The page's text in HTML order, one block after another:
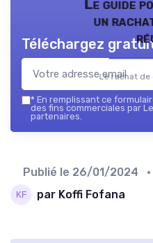
Le guide
un
Le rachat
Téléchargez
* En remplissant ce
des fins commerciales par
partenaires.
Publié le 26/01/2024
par Koffi Fofana